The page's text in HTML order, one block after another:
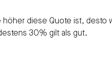
höher diese Quote ist, desto
30% gilt als gut.